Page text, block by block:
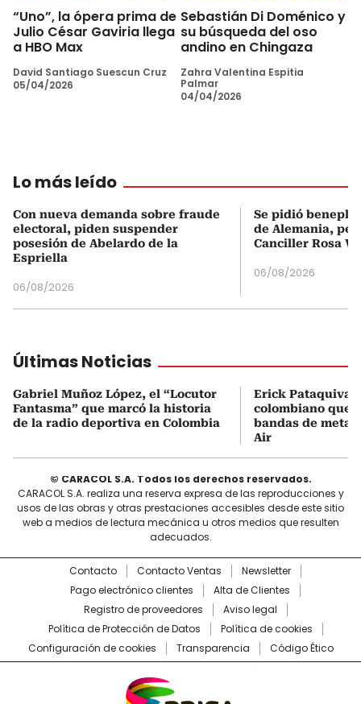
“Uno”, la ópera prima de
Julio César Gaviria llega
a HBO Max
David Santiago Suescun Cruz
05/04/2026
Sebastián Di Doménico y
su búsqueda del oso
andino en Chingaza
Zahra Valentina Espitia
Palmar
04/04/2026
Lo más leído
Con nueva demanda sobre fraude
electoral, piden suspender
posesión de Abelardo de la
Espriella
06/08/2026
Se pidió
de Alemania,
Canciller Rosa
06/08/2026
Últimas Noticias
Gabriel Muñoz López, el “Locutor
Fantasma” que marcó la historia
de la radio deportiva en Colombia
Erick Pataquiva,
colombiano que
bandas de metal
Air
© CARACOL S.A. Todos los derechos reservados.
CARACOL S.A. realiza una reserva expresa de las reproducciones y
usos de las obras y otras prestaciones accesibles desde este sitio
web a medios de lectura mecánica u otros medios que resulten
adecuados.
Contacto Contacto Ventas
Newsletter
Pago electrónico clientes
Alta de Clientes
Registro de proveedores
Aviso legal
Política de Protección de Datos
Política de cookies
Configuración de cookies
Transparencia Código Ético